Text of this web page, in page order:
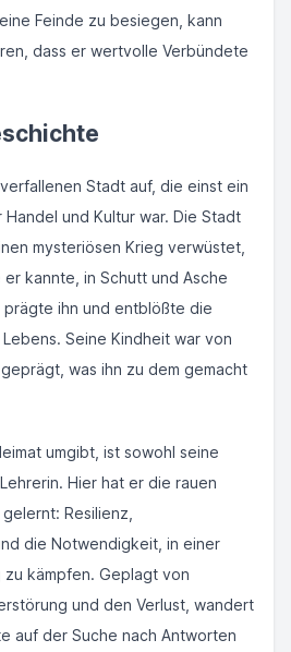
Feinde zu besiegen, kann
dass er wertvolle Verbündete
Stadt auf, die einst ein
und Kultur war. Die Stadt
mysteriösen Krieg verwüstet,
kannte, in Schutt und Asche
ihn und entblößte die
Seine Kindheit war von
was ihn zu dem gemacht
umgibt, ist sowohl seine
Hier hat er die rauen
Resilienz,
die Notwendigkeit, in einer
kämpfen. Geplagt von
und den Verlust, wandert
auf der Suche nach Antworten